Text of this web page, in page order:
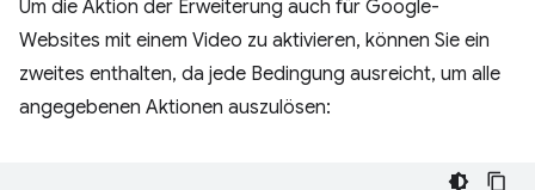
Um die Aktion der Erweiterung auch für Google-
Websites mit einem Video zu aktivieren, können Sie ein
zweites enthalten, da jede Bedingung ausreicht, um alle
angegebenen Aktionen auszulösen: